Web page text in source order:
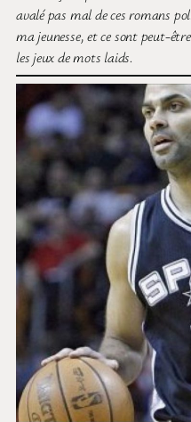
avalé pas mal de ces romans
ma jeunesse, et ce sont peut-
les jeux de mots laids.